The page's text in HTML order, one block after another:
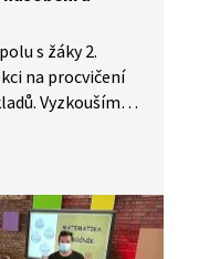
s žáky 2.
na procvičení
Vyzkoušíme